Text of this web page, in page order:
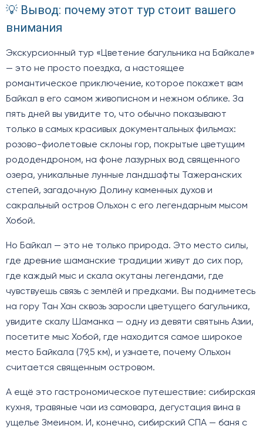
💡 Вывод: почему этот тур стоит вашего
внимания
Экскурсионный тур «Цветение багульника на Байкале»
— это не просто поездка, а настоящее
романтическое приключение, которое покажет вам
Байкал в его самом живописном и нежном облике. За
пять дней вы увидите то, что обычно показывают
только в самых красивых документальных фильмах:
розово-фиолетовые склоны гор, покрытые цветущим
рододендроном, на фоне лазурных вод священного
озера, уникальные лунные ландшафты Тажеранских
степей, загадочную Долину каменных духов и
сакральный остров Ольхон с его легендарным мысом
Хобой.
Но Байкал — это не только природа. Это место силы,
где древние шаманские традиции живут до сих пор,
где каждый мыс и скала окутаны легендами, где
чувствуешь связь с землёй и предками. Вы подниметесь
на гору Тан Хан сквозь заросли цветущего багульника,
увидите скалу Шаманка — одну из девяти святынь Азии,
посетите мыс Хобой, где находится самое широкое
место Байкала (79,5 км), и узнаете, почему Ольхон
считается священным островом.
А ещё это гастрономическое путешествие: сибирская
кухня, травяные чаи из самовара, дегустация вина в
ущелье Змеином. И, конечно, сибирский СПА — баня с